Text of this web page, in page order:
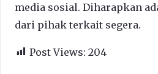
media sosial. Diharapkan
dari pihak terkait segera.
Post Views: 204